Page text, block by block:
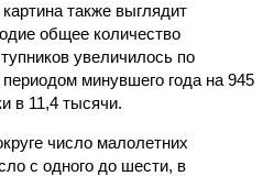
также выглядит
общее количество
увеличилось по
минувшего года на 945
в 11,4 тысячи.
число малолетних
с одного до шести, в